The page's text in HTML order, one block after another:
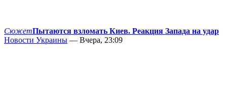
СюжетПытаются взломать Киев. Реакция Запада на удар
Новости Украины — Вчера, 23:09